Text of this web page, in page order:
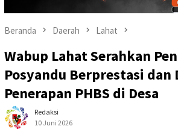
Beranda Daerah Lahat
Wabup Lahat Serahkan
Posyandu Berprestasi dan
Penerapan PHBS di Desa
Redaksi
10 Juni 2026